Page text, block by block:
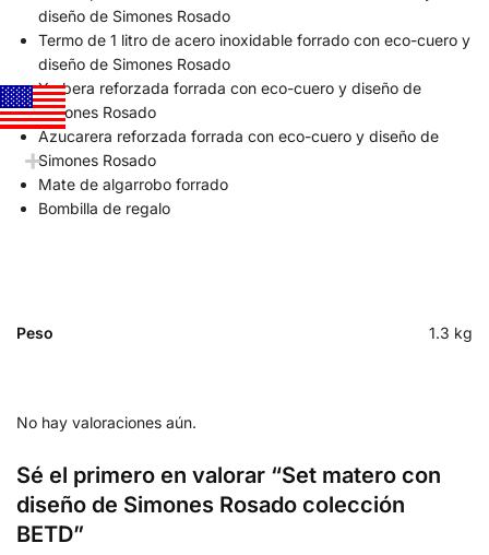
diseño de Simones Rosado
Termo de 1 litro de acero inoxidable forrado con eco-cuero y
diseño de Simones Rosado
Yerbera reforzada forrada con eco-cuero y diseño de
Simones Rosado
Azucarera reforzada forrada con eco-cuero y diseño de
Simones Rosado
Mate de algarrobo forrado
Bombilla de regalo
Peso 1.3 kg
No hay valoraciones aún.
Sé el primero en valorar “Set matero con
diseño de Simones Rosado colección
BETD”